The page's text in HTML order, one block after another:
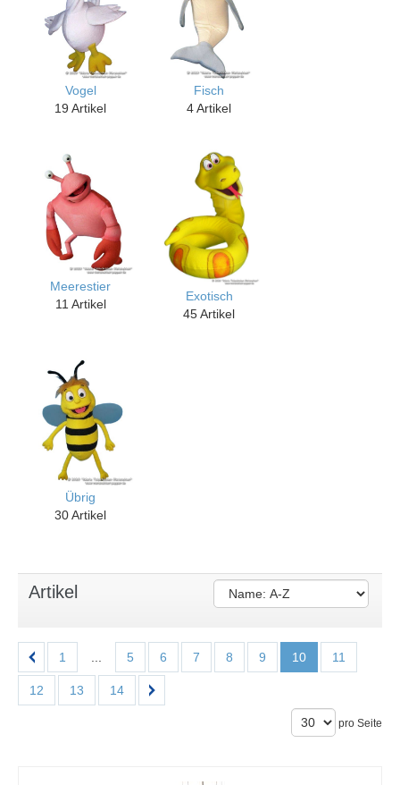
Vogel
19 Artikel
Fisch
4 Artikel
Meerestier
11 Artikel
Exotisch
45 Artikel
Übrig
30 Artikel
Artikel
1 5 6 7 8 9 10 11
12 13 14
pro Seite